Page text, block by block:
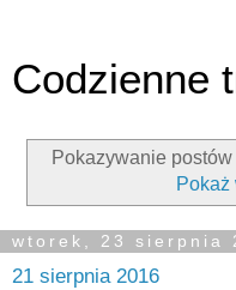
Codzienne
Pokazywanie
Pokaż
wtorek, 23 sierpnia
21 sierpnia 2016